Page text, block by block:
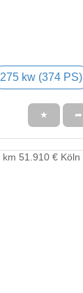
275 kw (374 PS)
★ ➦